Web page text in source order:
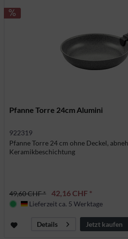
Pfanne Torre 24cm Alumini
922319
Pfanne Torre 24 cm ohne Deckel,
Keramikbeschichtung
49,60 CHF * 42,16 CHF *
Deutschland
Lieferzeit ca. 5 Werktage
Details Jetzt kaufen